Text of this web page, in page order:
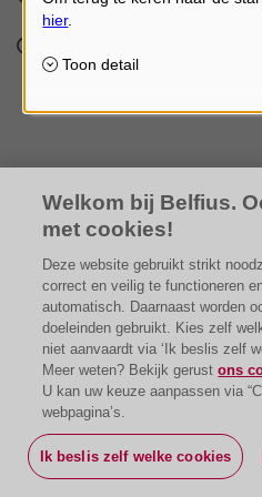
Ontploffing
Welkom bij Belfius.
met cookies!
Deze website gebruikt strikt
correct en veilig te functioneren
automatisch. Daarnaast worden
doeleinden gebruikt. Kies zelf
niet aanvaardt via ‘Ik beslis zelf
Meer weten? Bekijk gerustons
U kan uw keuze aanpassen via
webpagina’s.
Ik beslis zelf welke cookies